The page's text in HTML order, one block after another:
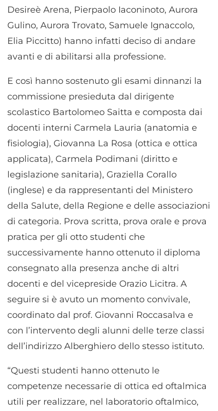
Desireè Arena, Pierpaolo Iaconinoto, Aurora
Gulino, Aurora Trovato, Samuele Ignaccolo,
Elia Piccitto) hanno infatti deciso di andare
avanti e di abilitarsi alla professione.
E così hanno sostenuto gli esami dinnanzi la
commissione presieduta dal dirigente
scolastico Bartolomeo Saitta e composta dai
docenti interni Carmela Lauria (anatomia e
fisiologia), Giovanna La Rosa (ottica e ottica
applicata), Carmela Podimani (diritto e
legislazione sanitaria), Graziella Corallo
(inglese) e da rappresentanti del Ministero
della Salute, della Regione e delle associazioni
di categoria. Prova scritta, prova orale e prova
pratica per gli otto studenti che
successivamente hanno ottenuto il diploma
consegnato alla presenza anche di altri
docenti e del vicepreside Orazio Licitra. A
seguire si è avuto un momento convivale,
coordinato dal prof. Giovanni Roccasalva e
con l’intervento degli alunni delle terze classi
dell’indirizzo Alberghiero dello stesso istituto.
“Questi studenti hanno ottenuto le
competenze necessarie di ottica ed oftalmica
utili per realizzare, nel laboratorio oftalmico,